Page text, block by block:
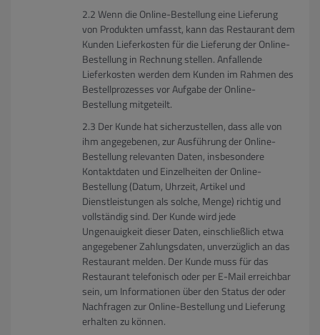
Wenn die Online-Bestellung eine Lieferung
von Produkten umfasst, kann das Restaurant dem
Kunden Lieferkosten für die Lieferung der Online-
Bestellung in Rechnung stellen. Anfallende
Lieferkosten werden dem Kunden im Rahmen des
Bestellprozesses vor Aufgabe der Online-
Bestellung mitgeteilt.
Der Kunde hat sicherzustellen, dass alle von
ihm angegebenen, zur Ausführung der Online-
Bestellung relevanten Daten, insbesondere
Kontaktdaten und Einzelheiten der Online-
Bestellung (Datum, Uhrzeit, Artikel und
Dienstleistungen als solche, Menge) richtig und
vollständig sind. Der Kunde wird jede
Ungenauigkeit dieser Daten, einschließlich etwa
angegebener Zahlungsdaten, unverzüglich an das
Restaurant melden. Der Kunde muss für das
Restaurant telefonisch oder per E-Mail erreichbar
sein, um Informationen über den Status der oder
Nachfragen zur Online-Bestellung und Lieferung
erhalten zu können.